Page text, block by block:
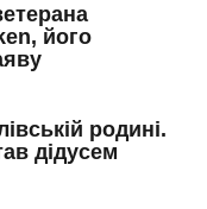
його
родині.
дідусем